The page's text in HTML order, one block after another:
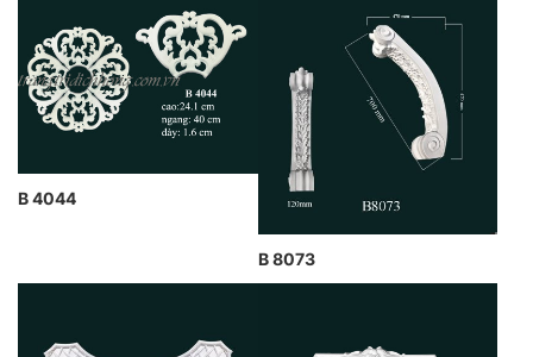
B 4044
B 8073